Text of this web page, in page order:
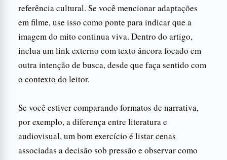
referência cultural. Se você mencionar adaptações
em filme, use isso como ponte para indicar que a
imagem do mito continua viva. Dentro do artigo,
inclua um link externo com texto âncora focado em
outra intenção de busca, desde que faça sentido com
o contexto do leitor.
Se você estiver comparando formatos de narrativa,
por exemplo, a diferença entre literatura e
audiovisual, um bom exercício é listar cenas
associadas a decisão sob pressão e observar como